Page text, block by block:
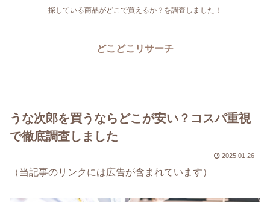
探している商品がどこで買えるか？を調査しました！
どこどこリサーチ
うな次郎を買うならどこが安い？コスパ重視
で徹底調査しました
2025.01.26
（当記事のリンクには広告が含まれています）